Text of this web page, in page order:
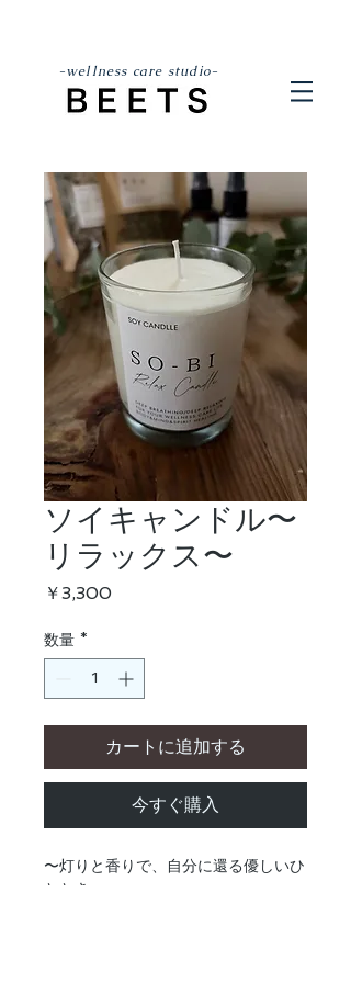
-wellness care studio-
ソイキャンドル〜
リラックス〜
￥3,300価
数量 *
カートに追加する
今すぐ購入
〜灯りと香りで、自分に還る優しいひ
ととき〜